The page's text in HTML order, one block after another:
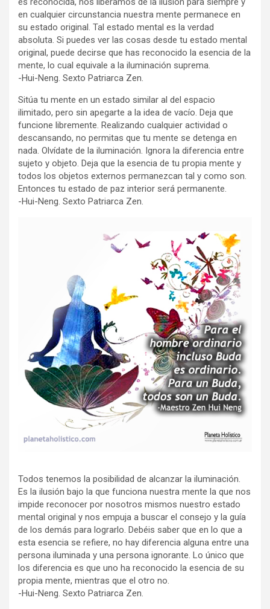
en cualquier circunstancia nuestra mente permanece en
su estado original. Tal estado mental es la verdad
absoluta. Si puedes ver las cosas desde tu estado mental
original, puede decirse que has reconocido la esencia de la
mente, lo cual equivale a la iluminación suprema.
-Hui-Neng. Sexto Patriarca Zen.
Sitúa tu mente en un estado similar al del espacio
ilimitado, pero sin apegarte a la idea de vacío. Deja que
funcione libremente. Realizando cualquier actividad o
descansando, no permitas que tu mente se detenga en
nada. Olvídate de la iluminación. Ignora la diferencia entre
sujeto y objeto. Deja que la esencia de tu propia mente y
todos los objetos externos permanezcan tal y como son.
Entonces tu estado de paz interior será permanente.
-Hui-Neng. Sexto Patriarca Zen.
Todos tenemos la posibilidad de alcanzar la iluminación.
Es la ilusión bajo la que funciona nuestra mente la que nos
impide reconocer por nosotros mismos nuestro estado
mental original y nos empuja a buscar el consejo y la guía
de los demás para lograrlo. Debéis saber que en lo que a
esta esencia se refiere, no hay diferencia alguna entre una
persona iluminada y una persona ignorante. Lo único que
los diferencia es que uno ha reconocido la esencia de su
propia mente, mientras que el otro no.
-Hui-Neng. Sexto Patriarca Zen.